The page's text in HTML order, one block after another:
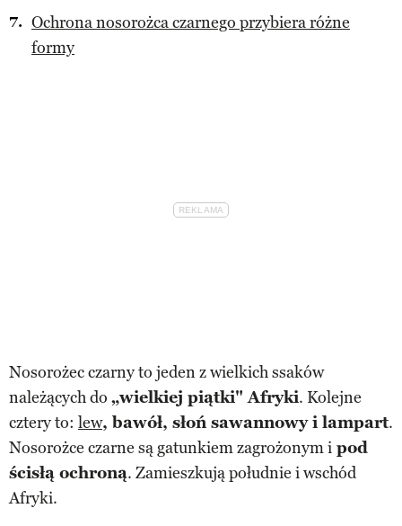
Ochrona nosorożca czarnego przybiera różne
formy
Nosorożec czarny to jeden z wielkich ssaków
należących do „wielkiej piątki" Afryki. Kolejne
cztery to: lew, bawół, słoń sawannowy i lampart.
Nosorożce czarne są gatunkiem zagrożonym i pod
ścisłą ochroną. Zamieszkują południe i wschód
Afryki.